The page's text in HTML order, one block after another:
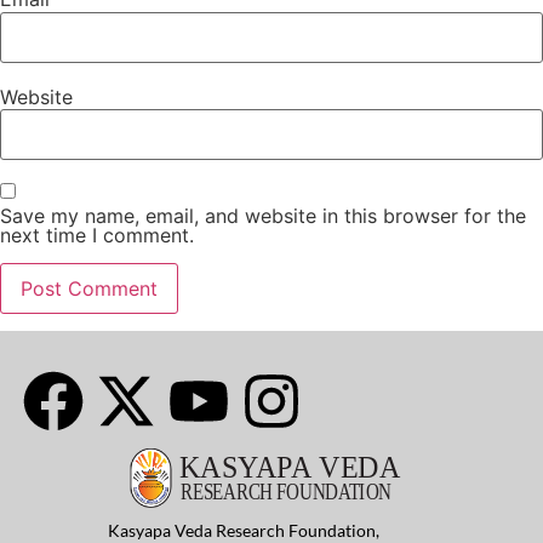
Website
Save my name, email, and website in this browser for the
next time I comment.
Kasyapa Veda Research Foundation,